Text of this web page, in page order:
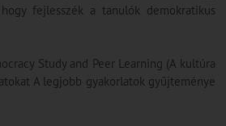
fejlesszék a tanulók demokratikus
Study and Peer Learning (A kultúra
A legjobb gyakorlatok gyűjteménye